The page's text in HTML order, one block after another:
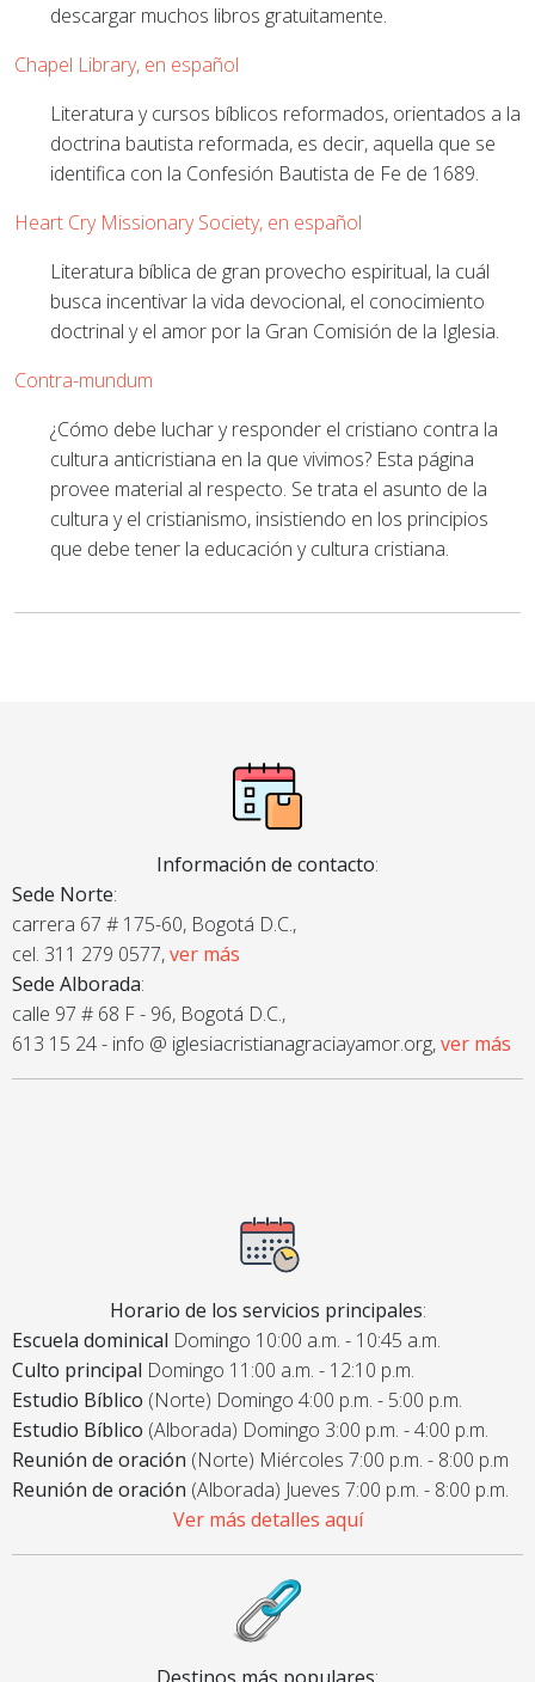
descargar muchos libros gratuitamente.
Chapel Library, en español
Literatura y cursos bíblicos reformados, orientados a la
doctrina bautista reformada, es decir, aquella que se
identifica con la Confesión Bautista de Fe de 1689.
Heart Cry Missionary Society, en español
Literatura bíblica de gran provecho espiritual, la cuál
busca incentivar la vida devocional, el conocimiento
doctrinal y el amor por la Gran Comisión de la Iglesia.
Contra-mundum
¿Cómo debe luchar y responder el cristiano contra la
cultura anticristiana en la que vivimos? Esta página
provee material al respecto. Se trata el asunto de la
cultura y el cristianismo, insistiendo en los principios
que debe tener la educación y cultura cristiana.
Información de contacto:
Sede Norte:
carrera 67 # 175-60, Bogotá D.C.,
cel. 311 279 0577,ver más
Sede Alborada:
calle 97 # 68 F - 96, Bogotá D.C.,
613 15 24 - info @ iglesiacristianagraciayamor.org,ver más
Horario de los servicios principales:
Escuela dominical Domingo 10:00 a.m. - 10:45 a.m.
Culto principal Domingo 11:00 a.m. - 12:10 p.m.
Estudio Bíblico (Norte) Domingo 4:00 p.m. - 5:00 p.m.
Estudio Bíblico (Alborada) Domingo 3:00 p.m. - 4:00 p.m.
Reunión de oración (Norte) Miércoles 7:00 p.m. - 8:00 p.m
Reunión de oración (Alborada) Jueves 7:00 p.m. - 8:00 p.m.
Ver más detalles aquí